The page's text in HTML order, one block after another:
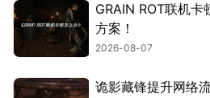
GRAIN ROT联机
方案！
2026-08-07
诡影藏锋提升网络